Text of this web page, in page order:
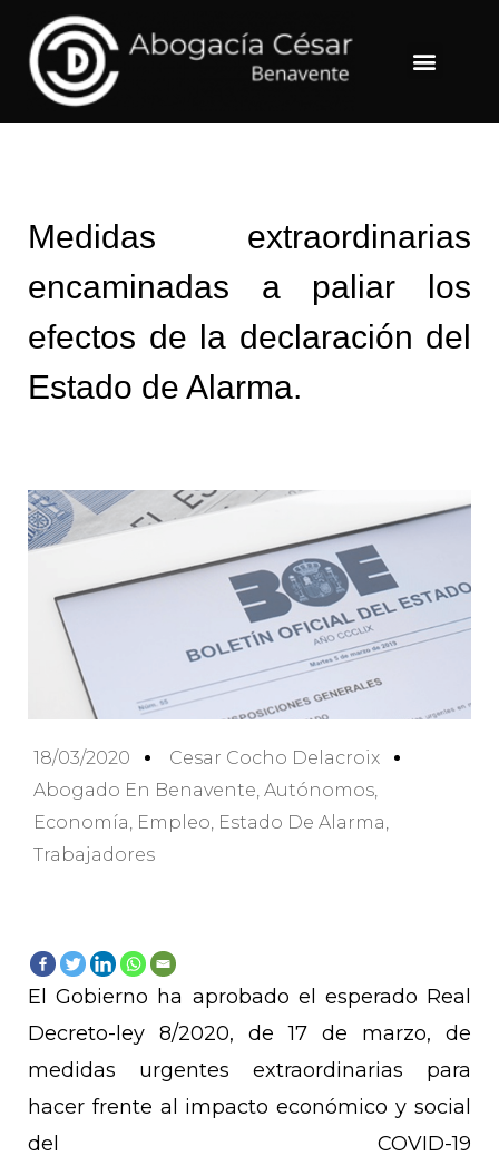
Menu
Medidas extraordinarias
encaminadas a paliar los
efectos de la declaración del
Estado de Alarma.
18/03/2020
Cesar Cocho Delacroix
Abogado En Benavente, Autónomos,
Economía, Empleo, Estado De Alarma,
Trabajadores
El Gobierno ha aprobado el esperado Real
Decreto-ley 8/2020, de 17 de marzo, de
medidas urgentes extraordinarias para
hacer frente al impacto económico y social
del COVID-19